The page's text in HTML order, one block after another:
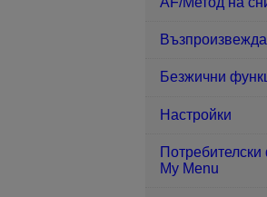
Безжични
Настройки
My Menu